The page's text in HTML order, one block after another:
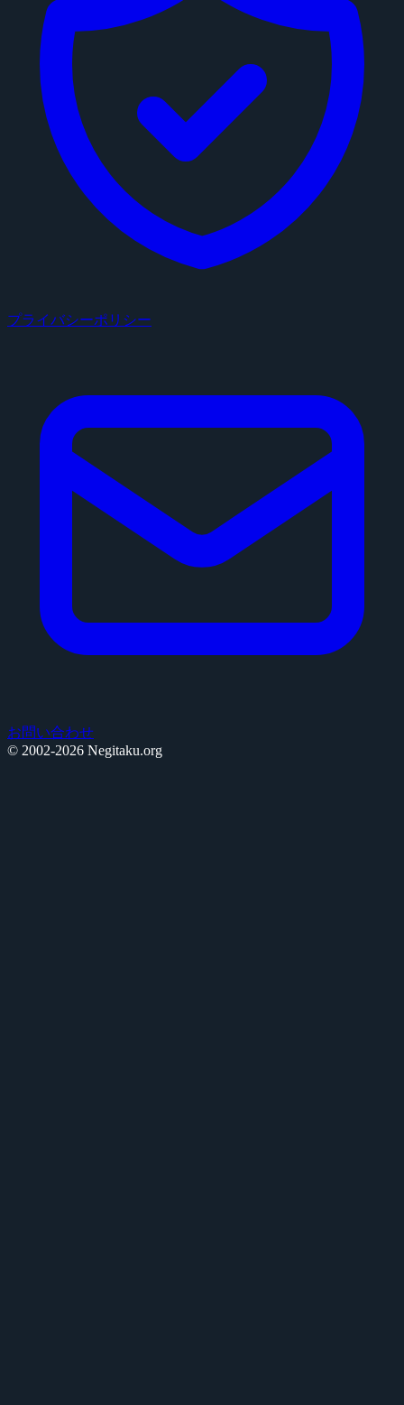
プライバシーポリシー
お問い合わせ
© 2002-2026 Negitaku.org